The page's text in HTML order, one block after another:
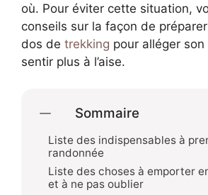
où. Pour éviter cette situation,
conseils sur la façon de
dos de trekking pour alléger
sentir plus à l’aise.
Sommaire
Liste des indispensables à
randonnée
Liste des choses à emporter
et à ne pas oublier